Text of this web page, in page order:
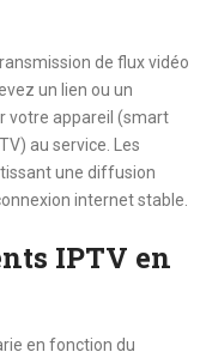
de flux vidéo
un lien ou un
votre appareil (smart
au service. Les
une diffusion
internet stable.
IPTV en
en fonction du